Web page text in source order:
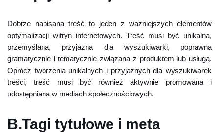
Dobrze napisana treść to jeden z ważniejszych elementów
optymalizacji witryn internetowych. Treść musi być unikalna,
przemyślana, przyjazna dla wyszukiwarki, poprawna
gramatycznie i tematycznie związana z produktem lub usługą.
Oprócz tworzenia unikalnych i przyjaznych dla wyszukiwarek
treści, treść musi być również aktywnie promowana i
udostępniana w mediach społecznościowych.
B.Tagi tytułowe i meta